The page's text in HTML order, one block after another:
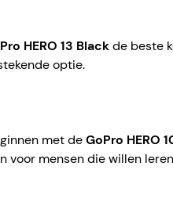
HERO 13 Blackde beste
optie.
met deGoPro HERO
mensen die willen